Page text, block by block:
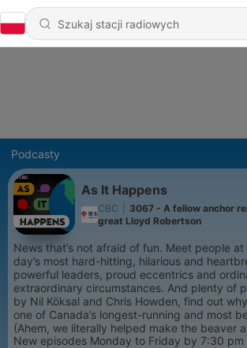
Podcasty
As It Happens
CBC
3067 - A fellow anchor
great Lloyd Robertson
News that’s not afraid of fun. Meet people
day’s most hard-hitting, hilarious and
powerful leaders, proud eccentrics and
extraordinary circumstances. And plenty of
by Nil Köksal and Chris Howden, find out
one of Canada’s longest-running and most
(Ahem, we literally helped make the beaver
New episodes Monday to Friday by 7:30 pm